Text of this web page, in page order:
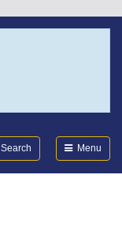
Search Menu